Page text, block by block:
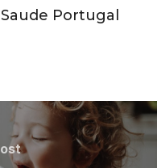
Portugal